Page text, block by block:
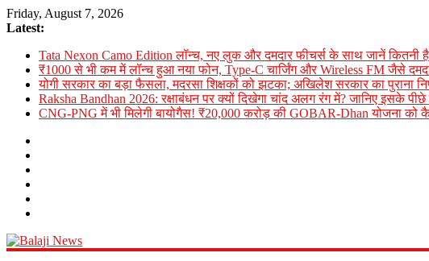
Friday, August 7, 2026
Latest:
Tata Nexon Camo Edition लॉन्च, नए लुक और दमदार फीचर्स के साथ जानें कितनी
₹1000 से भी कम में लॉन्च हुआ नया फोन, Type-C चार्जिंग और Wireless FM जैसे
योगी सरकार का बड़ा फैसला, मदरसा शिक्षकों को झटका; अखिलेश सरकार का पुराना
Raksha Bandhan 2026: रक्षाबंधन पर क्यों दिखेगा चांद अलग रंग में? जानिए इसके
CNG-PNG में भी मिलेगी बायोगैस! ₹20,000 करोड़ की GOBAR-Dhan योजना को